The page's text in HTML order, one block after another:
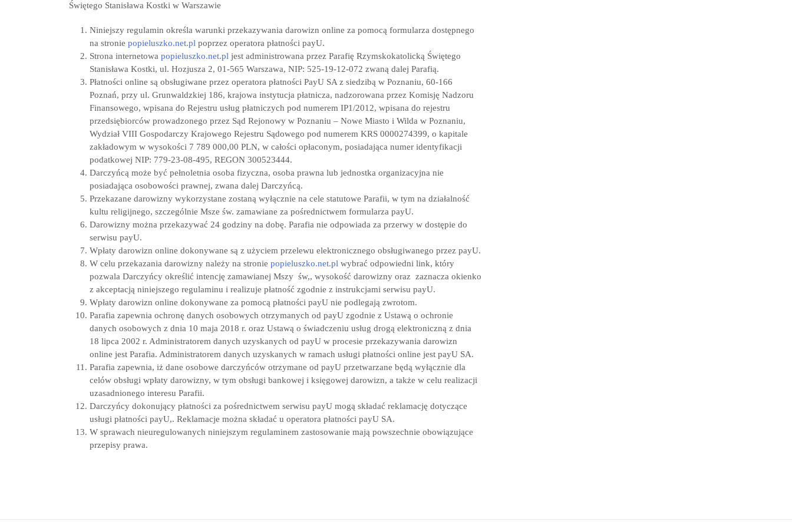
Świętego Stanisława Kostki w Warszawie
Niniejszy regulamin określa warunki przekazywania darowizn online za pomocą formularza dostępnego
na stronie popieluszko.net.pl poprzez operatora płatności payU.
Strona internetowa popieluszko.net.pl jest administrowana przez Parafię Rzymskokatolicką Świętego
Stanisława Kostki, ul. Hozjusza 2, 01-565 Warszawa, NIP: 525-19-12-072 zwaną dalej Parafią.
Płatności online są obsługiwane przez operatora płatności PayU SA z siedzibą w Poznaniu, 60-166
Poznań, przy ul. Grunwaldzkiej 186, krajowa instytucja płatnicza, nadzorowana przez Komisję Nadzoru
Finansowego, wpisana do Rejestru usług płatniczych pod numerem IP1/2012, wpisana do rejestru
przedsiębiorców prowadzonego przez Sąd Rejonowy w Poznaniu – Nowe Miasto i Wilda w Poznaniu,
Wydział VIII Gospodarczy Krajowego Rejestru Sądowego pod numerem KRS 0000274399, o kapitale
zakładowym w wysokości 7 789 000,00 PLN, w całości opłaconym, posiadająca numer identyfikacji
podatkowej NIP: 779-23-08-495, REGON 300523444.
Darczyńcą może być pełnoletnia osoba fizyczna, osoba prawna lub jednostka organizacyjna nie
posiadająca osobowości prawnej, zwana dalej Darczyńcą.
Przekazane darowizny wykorzystane zostaną wyłącznie na cele statutowe Parafii, w tym na działalność
kultu religijnego, szczególnie Msze św. zamawiane za pośrednictwem formularza payU.
Darowizny można przekazywać 24 godziny na dobę. Parafia nie odpowiada za przerwy w dostępie do
serwisu payU.
Wpłaty darowizn online dokonywane są z użyciem przelewu elektronicznego obsługiwanego przez payU.
W celu przekazania darowizny należy na stronie popieluszko.net.pl wybrać odpowiedni link, który
pozwala Darczyńcy określić intencję zamawianej Mszy św,, wysokość darowizny oraz zaznacza okienko
z akceptacją niniejszego regulaminu i realizuje płatność zgodnie z instrukcjami serwisu payU.
Wpłaty darowizn online dokonywane za pomocą płatności payU nie podlegają zwrotom.
Parafia zapewnia ochronę danych osobowych otrzymanych od payU zgodnie z Ustawą o ochronie
danych osobowych z dnia 10 maja 2018 r. oraz Ustawą o świadczeniu usług drogą elektroniczną z dnia
18 lipca 2002 r. Administratorem danych uzyskanych od payU w procesie przekazywania darowizn
online jest Parafia. Administratorem danych uzyskanych w ramach usługi płatności online jest payU SA.
Parafia zapewnia, iż dane osobowe darczyńców otrzymane od payU przetwarzane będą wyłącznie dla
celów obsługi wpłaty darowizny, w tym obsługi bankowej i księgowej darowizn, a także w celu realizacji
uzasadnionego interesu Parafii.
Darczyńcy dokonujący płatności za pośrednictwem serwisu payU mogą składać reklamację dotyczące
usługi płatności payU,. Reklamacje można składać u operatora płatności payU SA.
W sprawach nieuregulowanych niniejszym regulaminem zastosowanie mają powszechnie obowiązujące
przepisy prawa.